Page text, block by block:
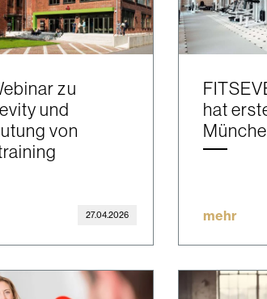
zu
und
von
27.04.2026
hat
mehr